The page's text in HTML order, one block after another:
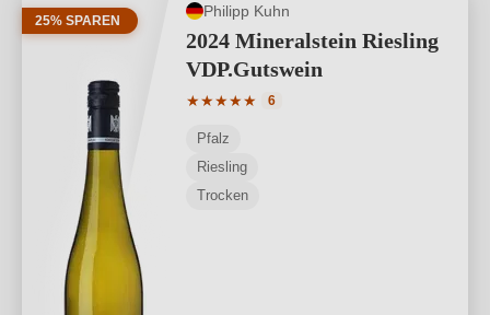
25% SPAREN
Philipp Kuhn
2024 Mineralstein Riesling
VDP.Gutswein
★★★★★
Durchschnittliche Bewertung von 5
6
Pfalz
Riesling
Trocken